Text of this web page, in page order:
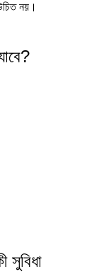
নয়।
সুবিধা